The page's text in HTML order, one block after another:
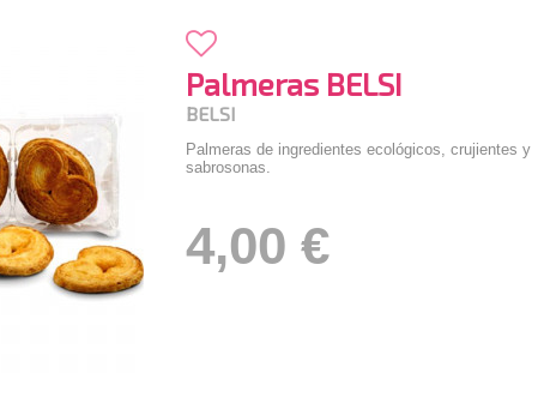
Palmeras BELSI
BELSI
Palmeras de ingredientes ecológicos, crujientes y
sabrosonas.
4,00 €